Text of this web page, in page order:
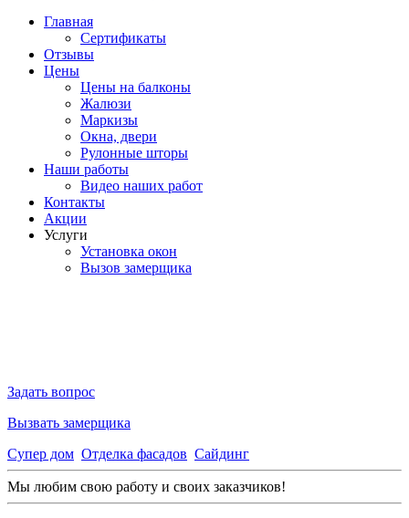
Главная
Сертификаты
Отзывы
Цены
Цены на балконы
Жалюзи
Маркизы
Окна, двери
Рулонные шторы
Наши работы
Видео наших работ
Контакты
Акции
Услуги
Установка окон
Вызов замерщика
Задать вопрос
Вызвать замерщика
Супер дом Отделка фасадов Сайдинг
Мы любим свою работу и своих заказчиков!